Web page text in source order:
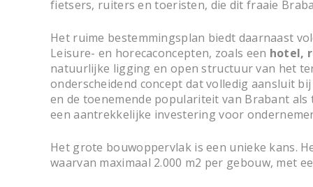
fietsers, ruiters en toeristen, die dit fraaie
Het ruime bestemmingsplan biedt daarnaast
Leisure- en horecaconcepten, zoals een hotel,
natuurlijke ligging en open structuur van het
onderscheidend concept dat volledig aansluit
en de toenemende populariteit van Brabant
een aantrekkelijke investering voor
Het grote bouwoppervlak is een unieke kans.
waarvan maximaal 2.000 m2 per gebouw, met